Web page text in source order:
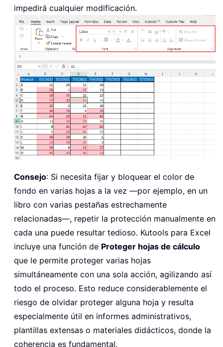
impedirá cualquier modificación.
Consejo: Si necesita fijar y bloquear el color de
fondo en varias hojas a la vez —por ejemplo, en un
libro con varias pestañas estrechamente
relacionadas—, repetir la protección manualmente en
cada una puede resultar tedioso. Kutools para Excel
incluye una función de Proteger hojas de cálculo
que le permite proteger varias hojas
simultáneamente con una sola acción, agilizando así
todo el proceso. Esto reduce considerablemente el
riesgo de olvidar proteger alguna hoja y resulta
especialmente útil en informes administrativos,
plantillas extensas o materiales didácticos, donde la
coherencia es fundamental.